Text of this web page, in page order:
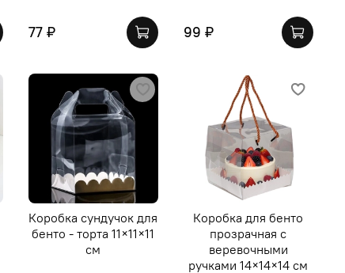
77 ₽ 99 ₽
Коробка сундучок для
бенто - торта 11×11×11
см
Коробка для бенто
прозрачная с
веревочными
ручками 14×14×14 см